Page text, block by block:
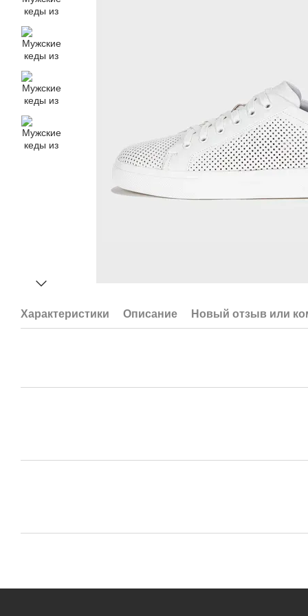
Характеристики Описание Новый отзыв или